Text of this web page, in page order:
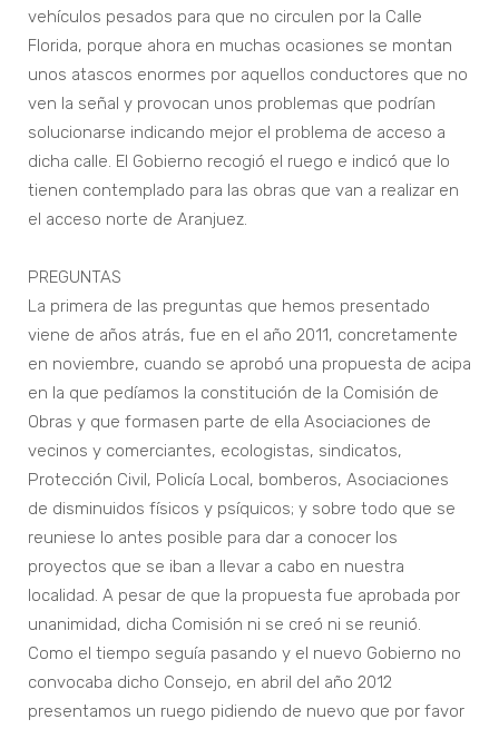
vehículos pesados para que no circulen por la Calle
Florida, porque ahora en muchas ocasiones se montan
unos atascos enormes por aquellos conductores que no
ven la señal y provocan unos problemas que podrían
solucionarse indicando mejor el problema de acceso a
dicha calle. El Gobierno recogió el ruego e indicó que lo
tienen contemplado para las obras que van a realizar en
el acceso norte de Aranjuez.
PREGUNTAS
La primera de las preguntas que hemos presentado
viene de años atrás, fue en el año 2011, concretamente
en noviembre, cuando se aprobó una propuesta de acipa
en la que pedíamos la constitución de la Comisión de
Obras y que formasen parte de ella Asociaciones de
vecinos y comerciantes, ecologistas, sindicatos,
Protección Civil, Policía Local, bomberos, Asociaciones
de disminuidos físicos y psíquicos; y sobre todo que se
reuniese lo antes posible para dar a conocer los
proyectos que se iban a llevar a cabo en nuestra
localidad. A pesar de que la propuesta fue aprobada por
unanimidad, dicha Comisión ni se creó ni se reunió.
Como el tiempo seguía pasando y el nuevo Gobierno no
convocaba dicho Consejo, en abril del año 2012
presentamos un ruego pidiendo de nuevo que por favor